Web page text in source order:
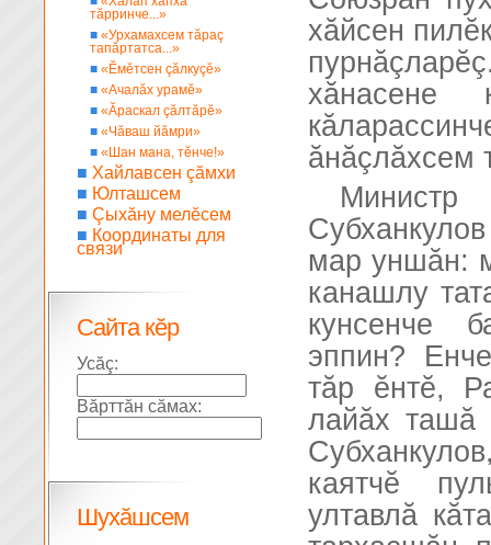
хăйсен
хăнасене
ăнăçлăхсем
мар уншăн:
канашлу
кунсенче
эппин?
тăр ĕнтĕ,
лайăх ташă
каятчĕ
ултавлă
тăрринче...»
■ «Урхамахсем тăраç
тапăртатса...»
■ «Ĕмĕтсен çăлкуçĕ»
■ «Ачалăх урамĕ»
■ «Ăраскал çăлтăрĕ»
■ «Чăваш йăмри»
■ «Шан мана, тĕнче!»
■ Хайлавсен çăмхи
■ Юлташсем
■ Çыхăну мелĕсем
■ Координаты для
связи
Сайта кĕр
Усăç:
Вăрттăн сăмах:
Шухăшсем